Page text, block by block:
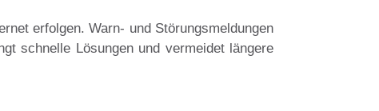
erfolgen. Warn- und Störungsmeldungen
schnelle Lösungen und vermeidet längere